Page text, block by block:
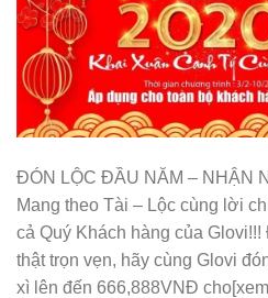
ĐÓN LỘC ĐẦU NĂM – NHẬN
Mang theo Tài – Lộc cùng lời
cả Quý Khách hàng của
thật trọn vẹn, hãy cùng Glovi
xì lên đến 666,888VNĐ